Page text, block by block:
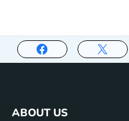
ABOUT US